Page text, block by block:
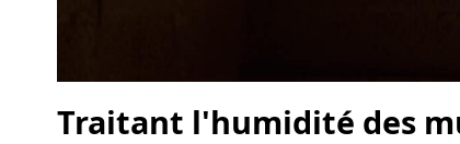
Traitant l'humidité des